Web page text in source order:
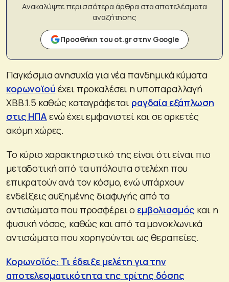
Ανακαλύψτε περισσότερα άρθρα στα αποτελέσματα
αναζήτησης
Προσθήκη του ot.gr στην Google
Παγκόσμια ανησυχία για νέα πανδημικά κύματα
κορωνοϊού έχει προκαλέσει η υποπαραλλαγή
ΧΒΒ.1.5 καθώς καταγράφεται ραγδαία εξάπλωση
στις ΗΠΑ ενώ έχει εμφανιστεί και σε αρκετές
ακόμη χώρες.
Το κύριο χαρακτηριστικό της είναι ότι είναι πιο
μεταδοτική από τα υπόλοιπα στελέχη που
επικρατούν ανά τον κόσμο, ενώ υπάρχουν
ενδείξεις αυξημένης διαφυγής από τα
αντισώματα που προσφέρει ο εμβολιασμός και η
φυσική νόσος, καθώς και από τα μονοκλωνικά
αντισώματα που χορηγούνται ως θεραπείες.
Κορωνοϊός: Τι έδειξε μελέτη για την
αποτελεσματικότητα της τρίτης δόσης